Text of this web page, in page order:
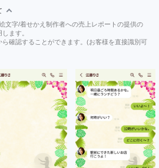
文字/着せかえ制作者への売上レポートの提供の
ます。
確認することができます。(お客様を直接識別可